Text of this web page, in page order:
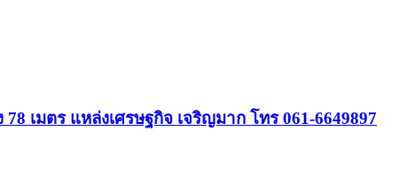
เมตร แหล่งเศรษฐกิจ เจริญมาก โทร 061-6649897